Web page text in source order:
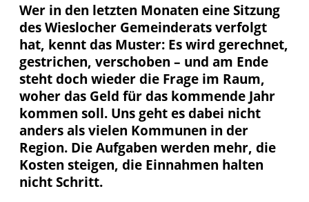
Wer in den letzten Monaten eine Sitzung
des Wieslocher Gemeinderats verfolgt
hat, kennt das Muster: Es wird gerechnet,
gestrichen, verschoben – und am Ende
steht doch wieder die Frage im Raum,
woher das Geld für das kommende Jahr
kommen soll. Uns geht es dabei nicht
anders als vielen Kommunen in der
Region. Die Aufgaben werden mehr, die
Kosten steigen, die Einnahmen halten
nicht Schritt.